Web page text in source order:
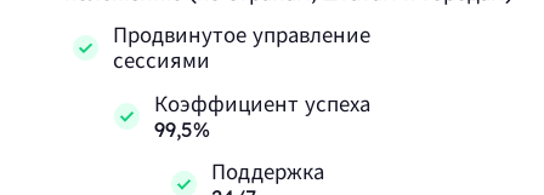
Продвинутое управление
сессиями
Коэффициент успеха
99,5%
Поддержка